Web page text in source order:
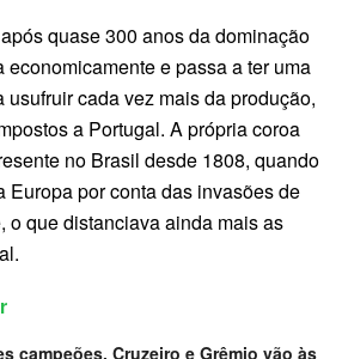
quase 300 anos da dominação
economicamente e passa a ter uma
cada vez mais da produção,
a Portugal. A própria coroa
no Brasil desde 1808, quando
Europa por conta das invasões de
o que distanciava ainda mais as
campeões, Cruzeiro e Grêmio vão às